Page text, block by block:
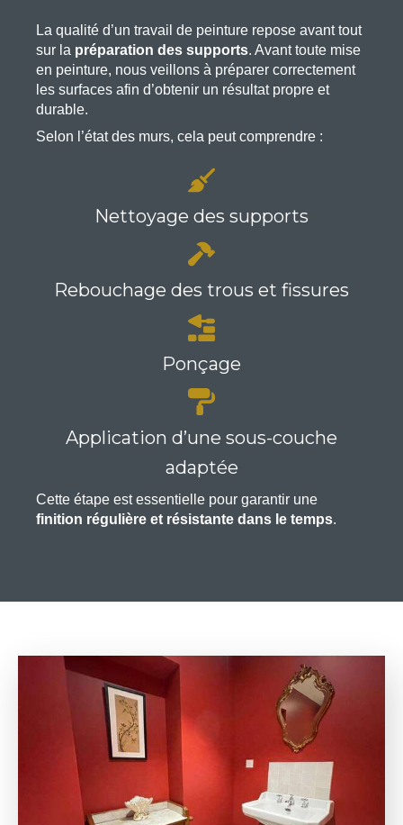
La qualité d’un travail de peinture repose avant tout
sur la préparation des supports. Avant toute mise
en peinture, nous veillons à préparer correctement
les surfaces afin d’obtenir un résultat propre et
durable.
Selon l’état des murs, cela peut comprendre :
Nettoyage des supports
Rebouchage des trous et fissures
Ponçage
Application d’une sous-couche
adaptée
Cette étape est essentielle pour garantir une
finition régulière et résistante dans le temps.